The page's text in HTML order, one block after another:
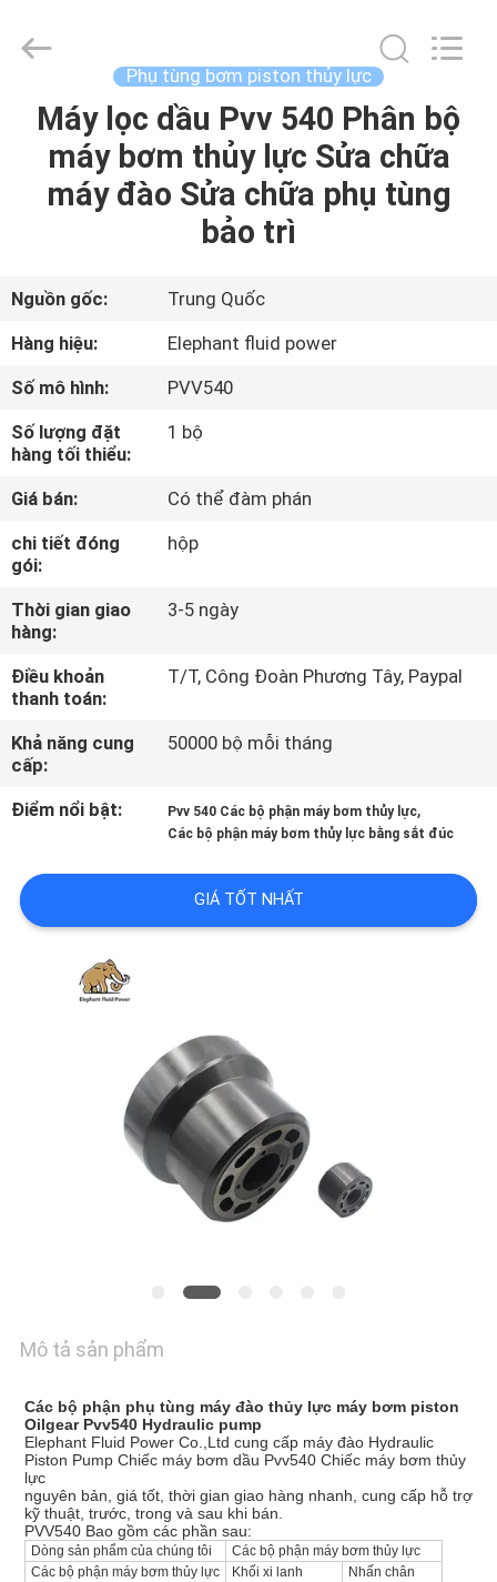
TRANG
CHỦ
PHẨM
VỀ
TÔI
QUAN
NHÀ
MÁY
KIỂM
SOÁT
CHẤT
LƯỢNG
LIÊN
HỆ
CHÚNG
ĐỒ
TRANG
WEB
PRIVACY
POLICY
Elephant
Reserved.
Phụ tùng bơm piston thủy lực
Máy lọc dầu Pvv 540 Phân bộ
máy bơm thủy lực Sửa chữa
máy đào Sửa chữa phụ tùng
bảo trì
Nguồn gốc:
Trung Quốc
Hàng hiệu:
Elephant fluid power
Số mô hình:
PVV540
Số lượng đặt
hàng tối thiểu:
1 bộ
Giá bán:
Có thể đàm phán
chi tiết đóng
gói:
hộp
Thời gian giao
hàng:
3-5 ngày
Điều khoản
thanh toán:
T/T, Công Đoàn Phương Tây, Paypal
Khả năng cung
cấp:
50000 bộ mỗi tháng
Điểm nổi bật: Pvv 540 Các bộ phận máy bơm thủy lực,
Các bộ phận máy bơm thủy lực bằng sắt đúc
GIÁ TỐT NHẤT
Mô tả sản phẩm
Các bộ phận phụ tùng máy đào thủy lực máy bơm piston
Oilgear Pvv540 Hydraulic pump
Elephant Fluid Power Co.,Ltd cung cấp máy đào Hydraulic
Piston Pump Chiếc máy bơm dầu Pvv540 Chiếc máy bơm thủy
lực
nguyên bản, giá tốt, thời gian giao hàng nhanh, cung cấp hỗ trợ
kỹ thuật, trước, trong và sau khi bán.
PVV540 Bao gồm các phần sau:
Dòng sản phẩm của chúng tôi
Các bộ phận máy bơm thủy lực
Các bộ phận máy bơm thủy lực
Khối xi lanh
Nhấn chân